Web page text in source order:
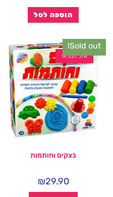
הוספה לסל
Sold out!
אזל המלאי
בצקים וחותמות
₪29.90